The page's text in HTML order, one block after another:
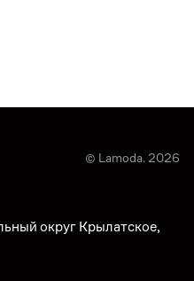
© Lamoda. 2026
округ Крылатское,